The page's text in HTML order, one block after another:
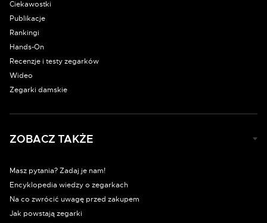
Ciekawostki
Publikacje
Rankingi
Hands-On
Recenzje i testy zegarków
Wideo
Zegarki damskie
ZOBACZ TAKŻE
Masz pytania? Zadaj je nam!
Encyklopedia wiedzy o zegarkach
Na co zwrócić uwagę przed zakupem
Jak powstają zegarki